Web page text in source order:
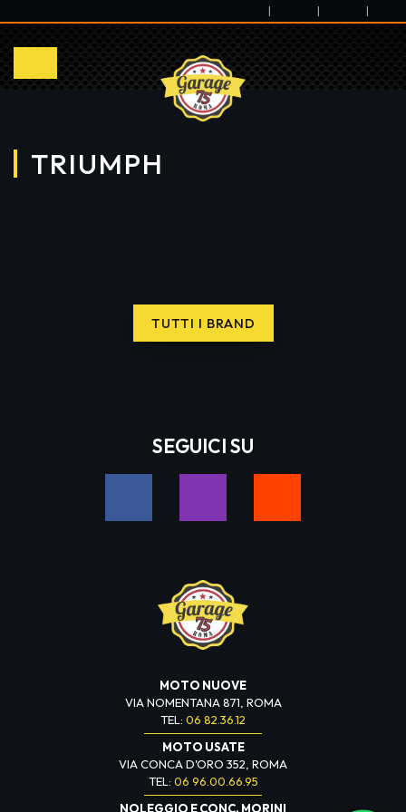
| | |
TRIUMPH
TUTTI I BRAND
SEGUICI SU
MOTO NUOVE
VIA NOMENTANA 871, ROMA
TEL: 06 82.36.12
MOTO USATE
VIA CONCA D'ORO 352, ROMA
TEL: 06 96.00.66.95
NOLEGGIO E CONC. MORINI